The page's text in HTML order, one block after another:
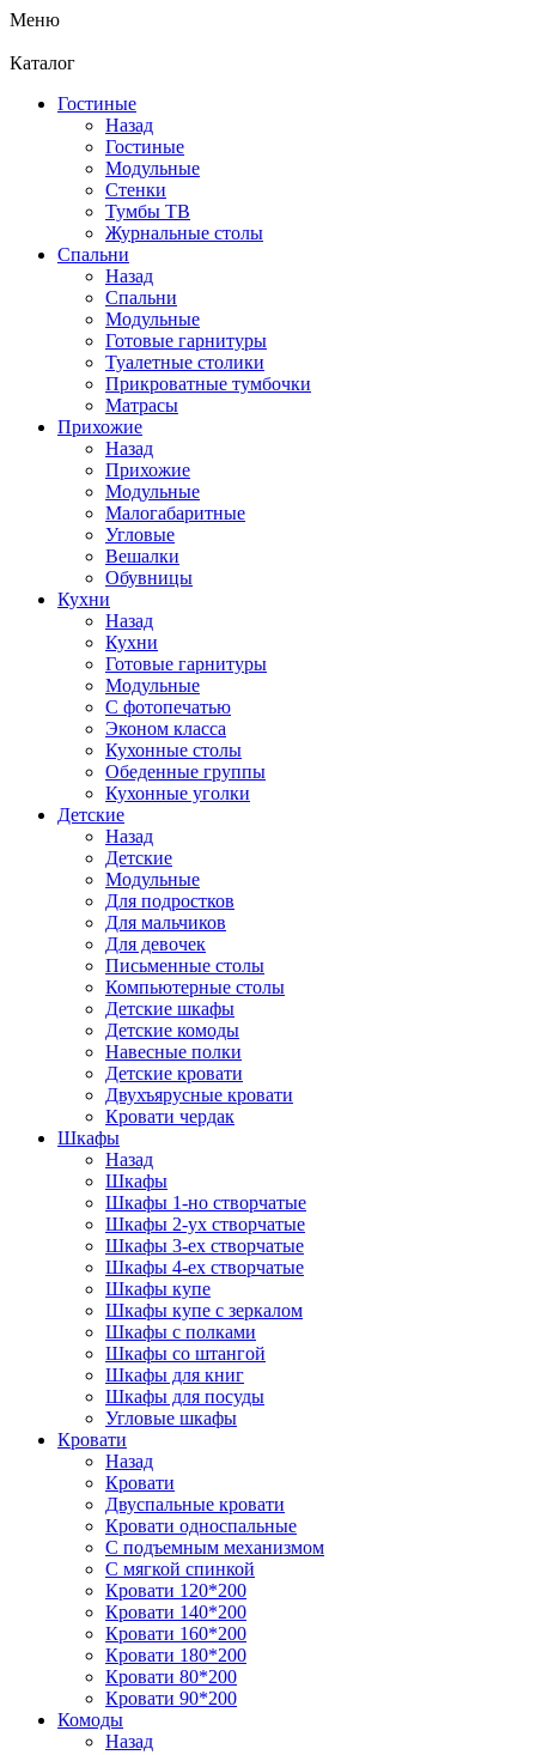
Меню
Каталог
Гостиные
Назад
Гостиные
Модульные
Стенки
Тумбы ТВ
Журнальные столы
Спальни
Назад
Спальни
Модульные
Готовые гарнитуры
Туалетные столики
Прикроватные тумбочки
Матрасы
Прихожие
Назад
Прихожие
Модульные
Малогабаритные
Угловые
Вешалки
Обувницы
Кухни
Назад
Кухни
Готовые гарнитуры
Модульные
С фотопечатью
Эконом класса
Кухонные столы
Обеденные группы
Кухонные уголки
Детские
Назад
Детские
Модульные
Для подростков
Для мальчиков
Для девочек
Письменные столы
Компьютерные столы
Детские шкафы
Детские комоды
Навесные полки
Детские кровати
Двухъярусные кровати
Кровати чердак
Шкафы
Назад
Шкафы
Шкафы 1-но створчатые
Шкафы 2-ух створчатые
Шкафы 3-ех створчатые
Шкафы 4-ех створчатые
Шкафы купе
Шкафы купе с зеркалом
Шкафы с полками
Шкафы со штангой
Шкафы для книг
Шкафы для посуды
Угловые шкафы
Кровати
Назад
Кровати
Двуспальные кровати
Кровати односпальные
С подъемным механизмом
С мягкой спинкой
Кровати 120*200
Кровати 140*200
Кровати 160*200
Кровати 180*200
Кровати 80*200
Кровати 90*200
Комоды
Назад